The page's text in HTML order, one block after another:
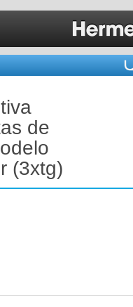
de
(3xtg)